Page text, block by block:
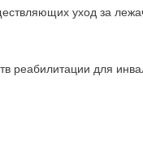
уход за
реабилитации для